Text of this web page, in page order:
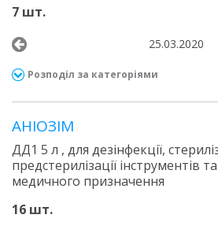
7 шт.
25.03.2020
Розподіл за категоріями
АНІОЗІМ
ДД1 5 л , для дезінфекції,
предстерилізації інструментів
медичного призначення
16 шт.